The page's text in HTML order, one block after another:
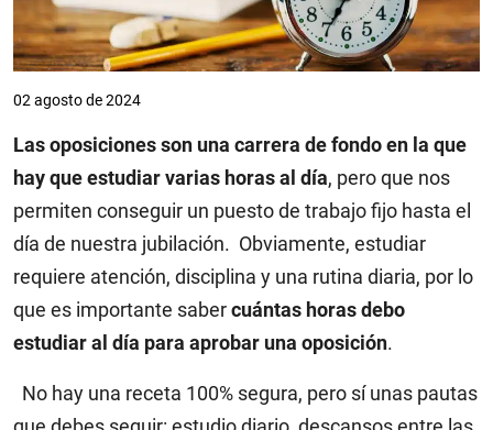
02 agosto de 2024
Las oposiciones son una carrera de fondo en la que
hay que estudiar varias horas al día, pero que nos
permiten conseguir un puesto de trabajo fijo hasta el
día de nuestra jubilación. Obviamente, estudiar
requiere atención, disciplina y una rutina diaria, por lo
que es importante sabercuántas horas debo
estudiar al día para aprobar una oposición.
No hay una receta 100% segura, pero sí unas pautas